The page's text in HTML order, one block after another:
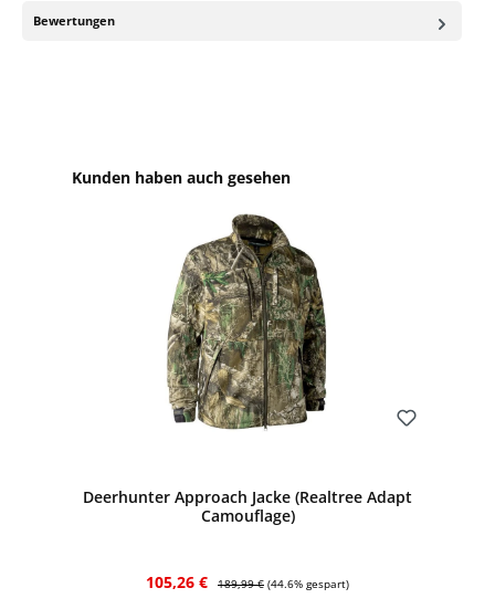
Bewertungen
Produktgalerie überspringen
Kunden haben auch gesehen
Deerhunter Approach Jacke (Realtree Adapt
Camouflage)
Verkaufspreis:
105,26 € Regulärer Preis:
189,99 € (44.6% gespart)